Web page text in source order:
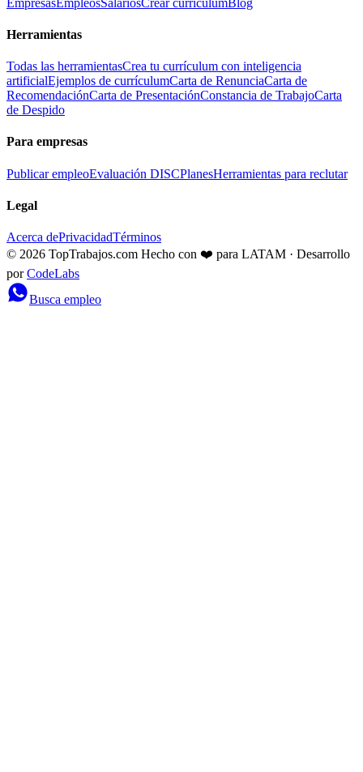
Herramientas
Todas las herramientasCrea tu currículum con inteligencia
artificialEjemplos de currículumCarta de RenunciaCarta de
RecomendaciónCarta de PresentaciónConstancia de TrabajoCarta
de Despido
Para empresas
Publicar empleoEvaluación DISCPlanesHerramientas para reclutar
Legal
Acerca dePrivacidadTérminos
© 2026 TopTrabajos.com Hecho con ❤️ para LATAM · Desarrollo
por CodeLabs
Busca empleo